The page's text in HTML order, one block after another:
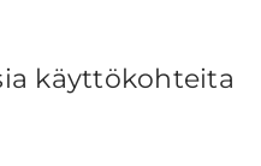
käyttökohteita